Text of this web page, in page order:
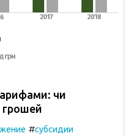
чи
грошей
#субсидии